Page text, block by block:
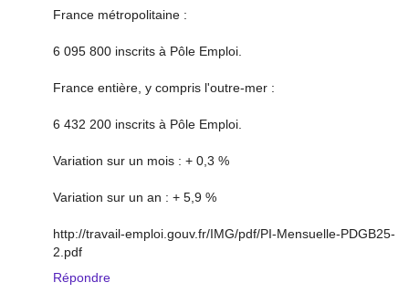
France métropolitaine :
6 095 800 inscrits à Pôle Emploi.
France entière, y compris l'outre-mer :
6 432 200 inscrits à Pôle Emploi.
Variation sur un mois : + 0,3 %
Variation sur un an : + 5,9 %
http://travail-emploi.gouv.fr/IMG/pdf/PI-Mensuelle-PDGB25-
2.pdf
Répondre